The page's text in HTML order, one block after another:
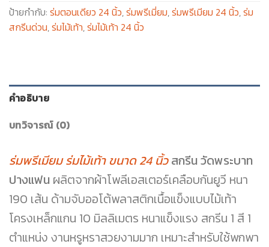
ป้ายกำกับ: ร่มตอนเดียว 24 นิ้ว,ร่มพรีเมี่ยม,ร่มพรีเมียม 24 นิ้ว,ร่ม
สกรีนด่วน,ร่มไม้เท้า,ร่มไม้เท้า 24 นิ้ว
คำอธิบาย
บทวิจารณ์ (0)
ร่มพรีเมียม ร่มไม้เท้า ขนาด 24 นิ้วสกรีน วัดพระบาท
ปางแฟน ผลิตจากผ้าโพลีเอสเตอร์เคลือบกันยูวี หนา
190 เส้น ด้ามจับออโต้พลาสติกเนื้อแข็งแบบไม้เท้า
โครงเหล็กแกน 10 มิลลิเมตร หนาแข็งแรง สกรีน 1 สี 1
ตำแหน่ง งานหรูหราสวยงามมาก เหมาะสำหรับใช้พกพา